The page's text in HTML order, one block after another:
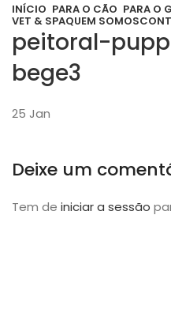
INÍCIO PARA O CÃO PARA O
VET & SPAQUEM SOMOS
peitoral-
bege3
25 Jan
Deixe um
Tem de iniciar a sessão